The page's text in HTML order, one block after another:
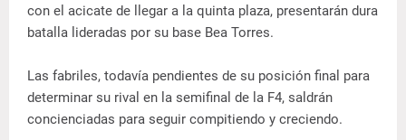
con el acicate de llegar a la quinta plaza, presentarán dura
batalla lideradas por su base Bea Torres.
Las fabriles, todavía pendientes de su posición final para
determinar su rival en la semifinal de la F4, saldrán
concienciadas para seguir compitiendo y creciendo.